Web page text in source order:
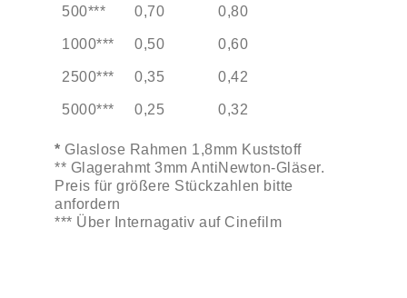
500*** 0,70 0,80
1000*** 0,50 0,60
2500*** 0,35 0,42
5000*** 0,25 0,32
* Glaslose Rahmen 1,8mm Kuststoff
** Glagerahmt 3mm AntiNewton-Gläser.
Preis für größere Stückzahlen bitte
anfordern
*** Über Internagativ auf Cinefilm